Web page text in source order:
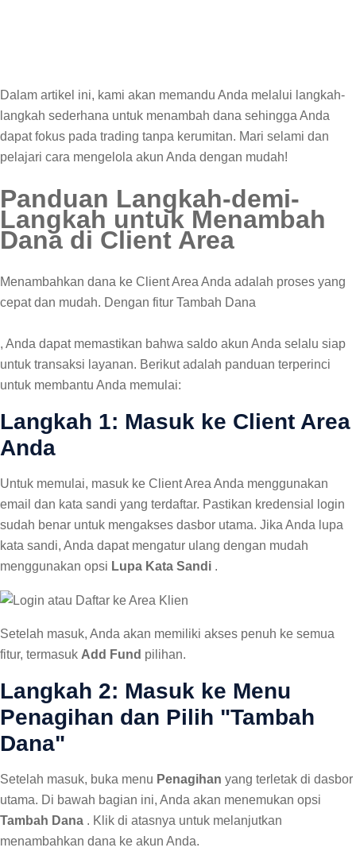
Dalam artikel ini, kami akan memandu Anda melalui langkah-
langkah sederhana untuk menambah dana sehingga Anda
dapat fokus pada trading tanpa kerumitan. Mari selami dan
pelajari cara mengelola akun Anda dengan mudah!
Panduan Langkah-demi-
Langkah untuk Menambah
Dana di Client Area
Menambahkan dana ke Client Area Anda adalah proses yang
cepat dan mudah. Dengan fitur Tambah Dana
, Anda dapat memastikan bahwa saldo akun Anda selalu siap
untuk transaksi layanan. Berikut adalah panduan terperinci
untuk membantu Anda memulai:
Langkah 1: Masuk ke Client Area
Anda
Untuk memulai, masuk ke Client Area Anda menggunakan
email dan kata sandi yang terdaftar. Pastikan kredensial login
sudah benar untuk mengakses dasbor utama. Jika Anda lupa
kata sandi, Anda dapat mengatur ulang dengan mudah
menggunakan opsi Lupa Kata Sandi .
Setelah masuk, Anda akan memiliki akses penuh ke semua
fitur, termasuk Add Fund pilihan.
Langkah 2: Masuk ke Menu
Penagihan dan Pilih "Tambah
Dana"
Setelah masuk, buka menu Penagihan yang terletak di dasbor
utama. Di bawah bagian ini, Anda akan menemukan opsi
Tambah Dana . Klik di atasnya untuk melanjutkan
menambahkan dana ke akun Anda.